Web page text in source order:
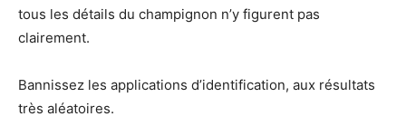
tous les détails du champignon n’y figurent pas
clairement.
Bannissez les applications d’identification, aux résultats
très aléatoires.